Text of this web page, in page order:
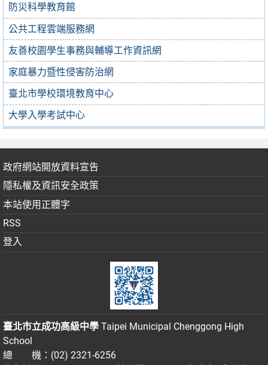
防災科學教育館
公共工程雲端服務網
友善校園學生事務與輔導工作資訊網
家庭暴力暨性侵害防治網
臺北市學校環境教育中心
大學入學考試中心
政府網站開放資料宣告
隱私權及資訊安全政策
本站使用正體字
RSS
登入
臺北市立成功高級中學 Taipei Municipal Chenggong High
School
總 機：(02) 2321-6256